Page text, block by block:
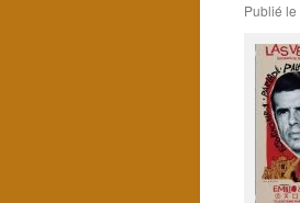
Publié le